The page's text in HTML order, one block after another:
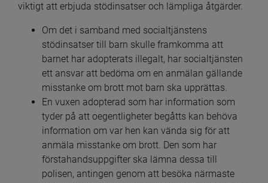
viktigt att erbjuda stödinsatser och lämpliga åtgärder.
Om det i samband med socialtjänstens
stödinsatser till barn skulle framkomma att
barnet har adopterats illegalt, har socialtjänsten
ett ansvar att bedöma om en anmälan gällande
misstanke om brott mot barn ska upprättas.
En vuxen adopterad som har information som
tyder på att oegentligheter begåtts kan behöva
information om var hen kan vända sig för att
anmäla misstanke om brott. Den som har
förstahandsuppgifter ska lämna dessa till
polisen, antingen genom att besöka närmaste